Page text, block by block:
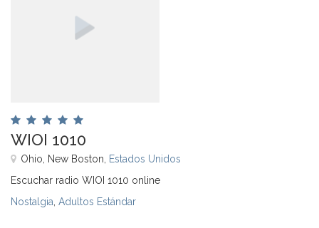
WIOI 1010
Ohio, New Boston, Estados Unidos
Escuchar radio WIOI 1010 online
Nostalgia Adultos Estándar